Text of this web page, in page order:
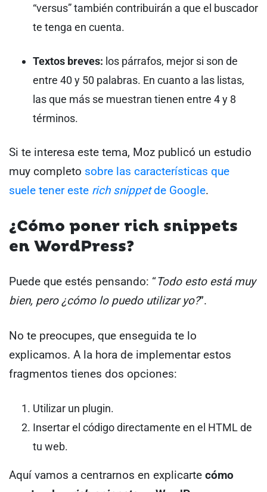
“versus” también contribuirán a que el buscador
te tenga en cuenta.
Textos breves: los párrafos, mejor si son de
entre 40 y 50 palabras. En cuanto a las listas,
las que más se muestran tienen entre 4 y 8
términos.
Si te interesa este tema, Moz publicó un estudio
muy completo sobre las características que
suele tener este rich snippetde Google.
¿Cómo poner rich snippets
en WordPress?
Puede que estés pensando: “Todo esto está muy
bien, pero ¿cómo lo puedo utilizar yo?”.
No te preocupes, que enseguida te lo
explicamos. A la hora de implementar estos
fragmentos tienes dos opciones:
Utilizar un plugin.
Insertar el código directamente en el HTML de
tu web.
Aquí vamos a centrarnos en explicarte cómo